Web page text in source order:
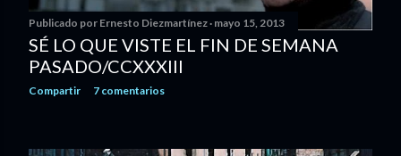
Publicado por Ernesto Diezmartínez mayo 15, 2013
SÉ LO QUE VISTE EL FIN DE SEMANA
PASADO/CCXXXIII
Compartir 7 comentarios